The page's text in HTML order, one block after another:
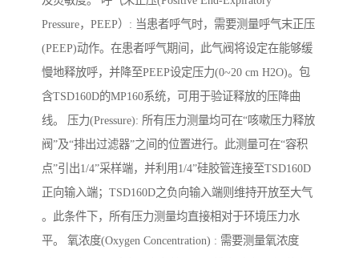
Pressure，PEEP）: 当患者呼气时，需要测量呼气末正压
(PEEP)动作。在患者呼气期间，此气阀将设定在能够缓
慢地释放呼，并降至PEEP设定压力(0~20 cm H2O)。包
含TSD160D的MP160系统，可用于验证释放的压降曲
线。 压力(Pressure): 所有压力测量均可在“咳嗽压力释放
阀”及“排出过滤器”之间的位置进行。此测量可在“容积
点”引出1/4”采样端，并利用1/4”硅胶管连接至TSD160D
正向输入端；TSD160D之负向输入端则维持开放至大气
。此条件下，所有压力测量均直接相对于环境压力水
平。 氧浓度(Oxygen Concentration) : 需要测量氧浓度